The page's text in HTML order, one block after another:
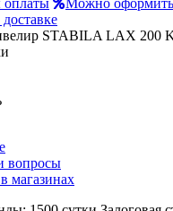
оплаты
Можно оформить
вопросы
магазинах